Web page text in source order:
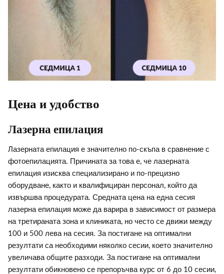
Цена и удобство
Лазерна епилация
Лазерната епилация е значително по-скъпа в сравнение с
фотоепилацията. Причината за това е, че лазерната
епилация изисква специализирано и по-прецизно
оборудване, както и квалифициран персонал, който да
извършва процедурата. Средната цена на една сесия
лазерна епилация може да варира в зависимост от размера
на третираната зона и клиниката, но често се движи между
100 и 500 лева на сесия. За постигане на оптимални
резултати са необходими няколко сесии, което значително
увеличава общите разходи. За постигане на оптимални
резултати обикновено се препоръчва курс от 6 до 10 сесии,